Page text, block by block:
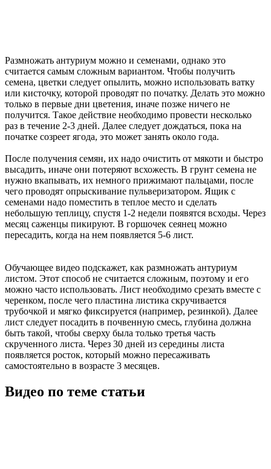
Размножать антуриум можно и семенами, однако это
считается самым сложным вариантом. Чтобы получить
семена, цветки следует опылить, можно использовать ватку
или кисточку, которой проводят по початку. Делать это можно
только в первые дни цветения, иначе позже ничего не
получится. Такое действие необходимо провести несколько
раз в течение 2-3 дней. Далее следует дождаться, пока на
початке созреет ягода, это может занять около года.
После получения семян, их надо очистить от мякоти и быстро
высадить, иначе они потеряют всхожесть. В грунт семена не
нужно вкапывать, их немного прижимают пальцами, после
чего проводят опрыскивание пульверизатором. Ящик с
семенами надо поместить в теплое место и сделать
небольшую теплицу, спустя 1-2 недели появятся всходы. Через
месяц саженцы пикируют. В горшочек сеянец можно
пересадить, когда на нем появляется 5-6 лист.
Обучающее видео подскажет, как размножать антуриум
листом. Этот способ не считается сложным, поэтому и его
можно часто использовать. Лист необходимо срезать вместе с
черенком, после чего пластина листика скручивается
трубочкой и мягко фиксируется (например, резинкой). Далее
лист следует посадить в почвенную смесь, глубина должна
быть такой, чтобы сверху была только третья часть
скрученного листа. Через 30 дней из середины листа
появляется росток, который можно пересаживать
самостоятельно в возрасте 3 месяцев.
Видео по теме статьи